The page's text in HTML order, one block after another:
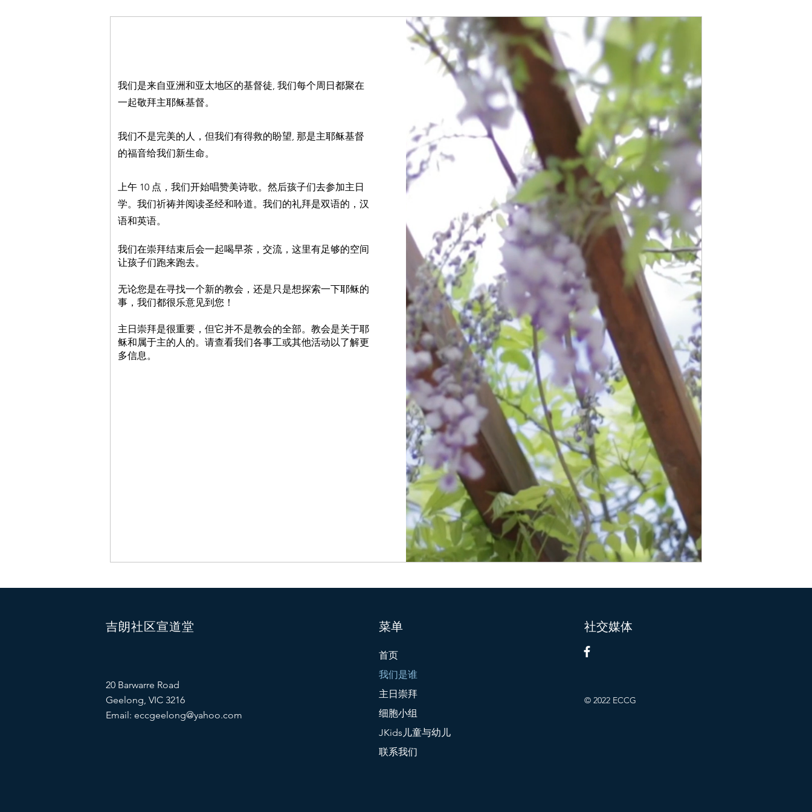
我们是来自亚洲和亚太地区的基督徒, 我们每个周日都聚在
一起敬拜主耶稣基督。
我们不是完美的人，但我们有得救的盼望, 那是主耶稣基督
的福音给我们新生命。
上午 10 点，我们开始唱赞美诗歌。然后孩子们去参加主日
学。我们祈祷并阅读圣经和聆道。我们的礼拜是双语的，汉
语和英语。
我们在崇拜结束后会一起喝早茶，交流，这里有足够的空间
让孩子们跑来跑去。
无论您是在寻找一个新的教会，还是只是想探索一下耶稣的
事，我们都很乐意见到您！
主日崇拜是很重要，但它并不是教会的全部。教会是关于耶
稣和属于主的人的。请查看我们各事工或其他活动以了解更
多信息。
吉朗社区宣道堂
20 Barwarre Road
Geelong, VIC 3216
Email: eccgeelong@yahoo.com
菜单
首页
我们是谁
主日崇拜
细胞小组
JKids儿童与幼儿
联系我们
社交媒体
© 2022 ECCG